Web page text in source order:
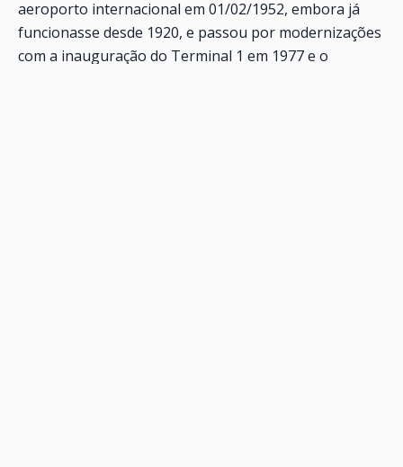
aeroporto internacional em 01/02/1952, embora já
funcionasse desde 1920, e passou por modernizações
com a inauguração do Terminal 1 em 1977 e o